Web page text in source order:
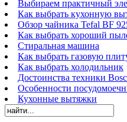
Выбираем практичный
Как выбрать кухонную
Обзор чайника Tefal BF
Как выбрать хороший
Стиральная машина
Как выбрать газовую
Как выбрать холодильник
Достоинства техники
Особенности
Кухонные вытяжки